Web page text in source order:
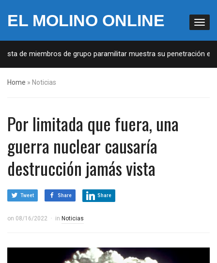
EL MOLINO ONLINE
de miembros de grupo paramilitar muestra su penetración en la
Home » Noticias
Por limitada que fuera, una
guerra nuclear causaría
destrucción jamás vista
Tweet Share Share
on 08/16/2022 in Noticias